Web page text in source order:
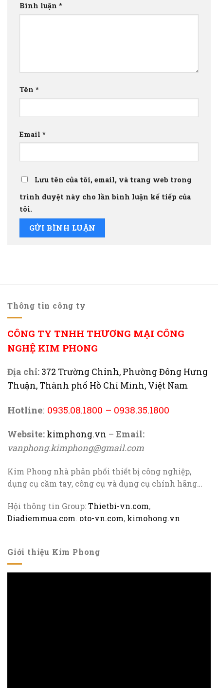
Bình luận *
Tên *
Email *
Lưu tên của tôi, email, và trang web trong
trình duyệt này cho lần bình luận kế tiếp của
tôi.
Thông tin công ty
CÔNG TY TNHH THƯƠNG MẠI CÔNG
NGHỆ KIM PHONG
Địa chỉ: 372 Trường Chinh, Phường Đông Hưng
Thuận, Thành phố Hồ Chí Minh, Việt Nam
Hotline: 0935.08.1800 – 0938.35.1800
Website: kimphong.vn – Email:
vanphong.kimphong@gmail.com
Kim Phong nhà phân phối thiết bị công nghiệp,
dụng cụ cầm tay, công cụ và dụng cụ chính hãng…
Hội thông tin Group:Thietbi-vn.com,
Diadiemmua.com. oto-vn.com, kimohong.vn
Giới thiệu Kim Phong